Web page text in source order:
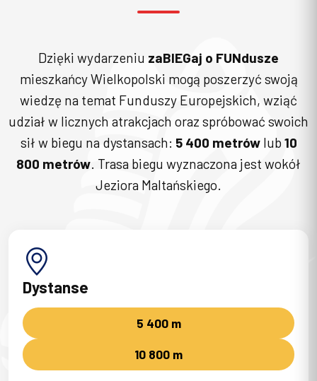
Dzięki wydarzeniu zaBIEGaj o FUNdusze
mieszkańcy Wielkopolski mogą poszerzyć swoją
wiedzę na temat Funduszy Europejskich, wziąć
udział w licznych atrakcjach oraz spróbować swoich
sił w biegu na dystansach: 5 400 metrówlub 10
800 metrów. Trasa biegu wyznaczona jest wokół
Jeziora Maltańskiego.
Dystanse
5 400 m
10 800 m